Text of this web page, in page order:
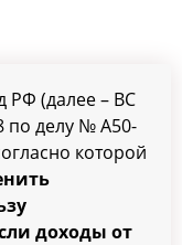
РФ (далее – ВС
по делу № А50-
которой
доходы от